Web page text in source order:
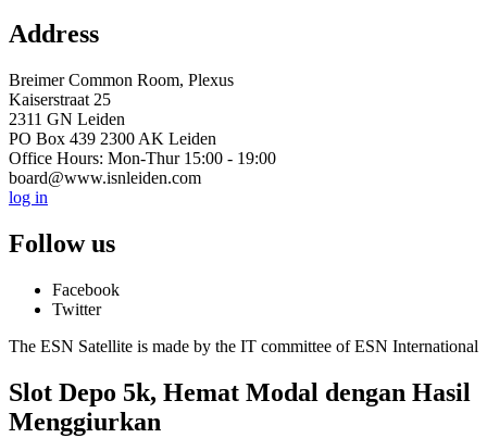
Address
Breimer Common Room, Plexus
Kaiserstraat 25
2311 GN Leiden
PO Box 439 2300 AK Leiden
Office Hours: Mon-Thur 15:00 - 19:00
board@www.isnleiden.com
log in
Follow us
Facebook
Twitter
The ESN Satellite is made by the IT committee of ESN International
Slot Depo 5k, Hemat Modal dengan Hasil
Menggiurkan